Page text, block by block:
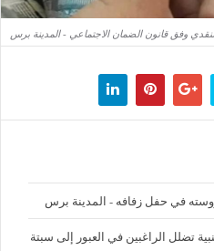
وفق قانون الضمان الاجتماعي - المدينة برس
في حفل زفافه - المدينة برس
تضلل الراغبين في العبور إلى سبتة